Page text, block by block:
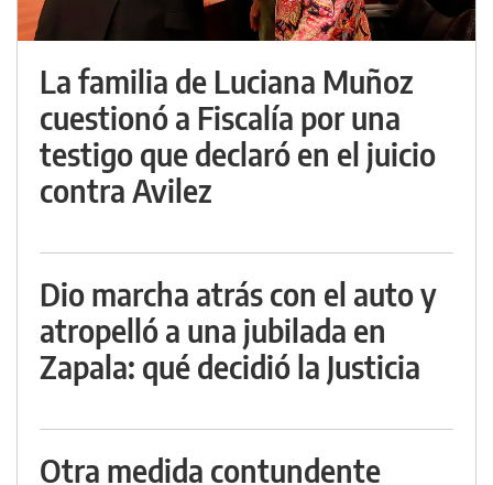
La familia de Luciana Muñoz
cuestionó a Fiscalía por una
testigo que declaró en el juicio
contra Avilez
Dio marcha atrás con el auto y
atropelló a una jubilada en
Zapala: qué decidió la Justicia
Otra medida contundente